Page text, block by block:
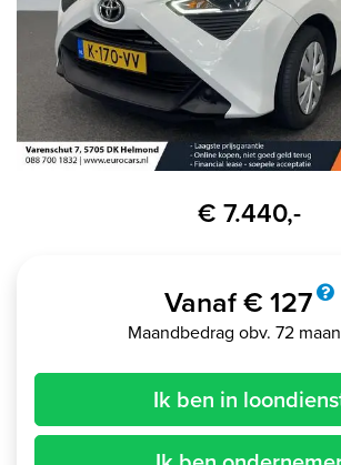
€ 7.440,-
Vanaf € 127
Maandbedrag obv. 72
Ik ben in